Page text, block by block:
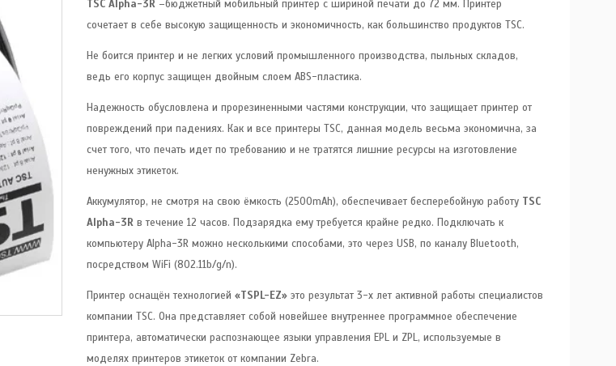
TSC Alpha-3R –бюджетный мобильный принтер c шириной печати до 72 мм. Принтер
сочетает в себе высокую защищенность и экономичность, как большинство продуктов TSC.
Не боится принтер и не легких условий промышленного производства, пыльных складов,
ведь его корпус защищен двойным слоем ABS-пластика.
Надежность обусловлена и прорезиненными частями конструкции, что защищает принтер от
повреждений при падениях. Как и все принтеры TSC, данная модель весьма экономична, за
счет того, что печать идет по требованию и не тратятся лишние ресурсы на изготовление
ненужных этикеток.
Аккумулятор, не смотря на свою ёмкость (2500mAh), обеспечивает бесперебойную работу TSC
Alpha-3Rв течение 12 часов. Подзарядка ему требуется крайне редко. Подключать к
компьютеру Alpha-3R можно несколькими способами, это через USB, по каналу Bluetooth,
посредством WiFi (802.11b/g/n).
Принтер оснащён технологией«TSPL-EZ» это результат 3-х лет активной работы специалистов
компании TSC. Она представляет собой новейшее внутреннее программное обеспечение
принтера, автоматически распознающее языки управления EPL и ZPL, используемые в
моделях принтеров этикеток от компании Zebra.